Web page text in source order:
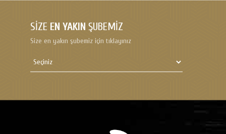
SIZE EN YAKIN ŞUBEMIZ
Size en yakın şubemiz için tıklayınız